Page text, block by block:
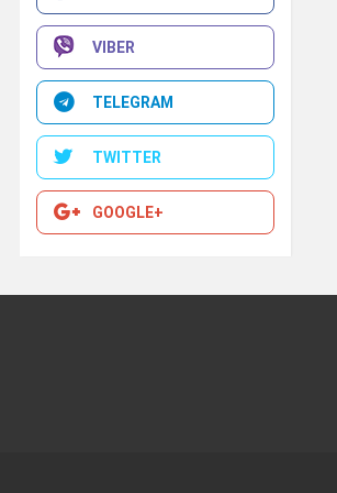
VIBER
TELEGRAM
TWITTER
GOOGLE+